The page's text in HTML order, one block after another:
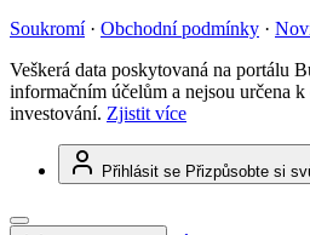
Soukromí · Obchodní podmínky ·
Veškerá data poskytovaná na portálu
informačním účelům a nejsou určena
investování. Zjistit více
Přihlásit se Přizpůsobte si